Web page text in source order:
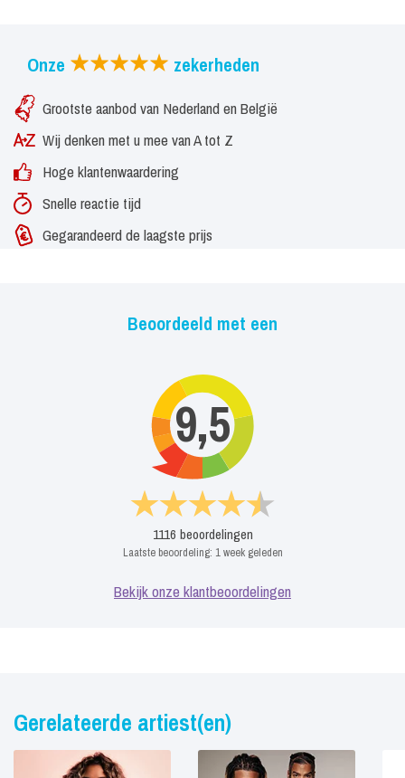
Onze zekerheden
Grootste aanbod van Nederland en België
Wij denken met u mee van A tot Z
Hoge klantenwaardering
Snelle reactie tijd
Gegarandeerd de laagste prijs
Beoordeeld met een
9,5
1116 beoordelingen
Laatste beoordeling: 1 week geleden
Bekijk onze klantbeoordelingen
Gerelateerde artiest(en)